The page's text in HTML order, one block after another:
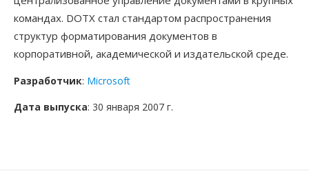
командах. DOTX стал стандартом распространения
структур форматирования документов в
корпоративной, академической и издательской среде.
Разработчик: Microsoft
Дата выпуска: 30 января 2007 г.